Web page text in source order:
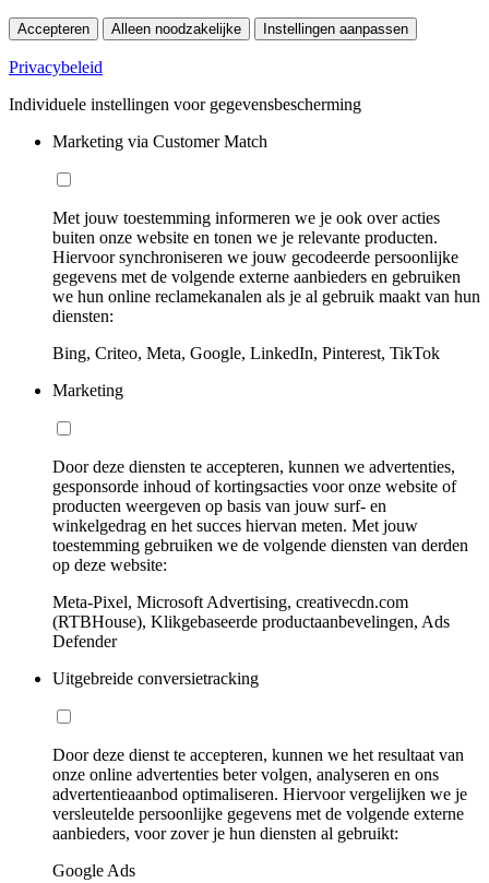
Accepteren Alleen noodzakelijke Instellingen aanpassen
Privacybeleid
Individuele instellingen voor gegevensbescherming
Marketing via Customer Match
Met jouw toestemming informeren we je ook over acties
buiten onze website en tonen we je relevante producten.
Hiervoor synchroniseren we jouw gecodeerde persoonlijke
gegevens met de volgende externe aanbieders en gebruiken
we hun online reclamekanalen als je al gebruik maakt van hun
diensten:
Bing, Criteo, Meta, Google, LinkedIn, Pinterest, TikTok
Marketing
Door deze diensten te accepteren, kunnen we advertenties,
gesponsorde inhoud of kortingsacties voor onze website of
producten weergeven op basis van jouw surf- en
winkelgedrag en het succes hiervan meten. Met jouw
toestemming gebruiken we de volgende diensten van derden
op deze website:
Meta-Pixel, Microsoft Advertising, creativecdn.com
(RTBHouse), Klikgebaseerde productaanbevelingen, Ads
Defender
Uitgebreide conversietracking
Door deze dienst te accepteren, kunnen we het resultaat van
onze online advertenties beter volgen, analyseren en ons
advertentieaanbod optimaliseren. Hiervoor vergelijken we je
versleutelde persoonlijke gegevens met de volgende externe
aanbieders, voor zover je hun diensten al gebruikt:
Google Ads